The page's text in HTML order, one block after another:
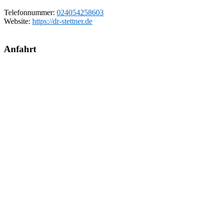
Telefonnummer: 024054258603
Website: https://dr-stettner.de
Anfahrt